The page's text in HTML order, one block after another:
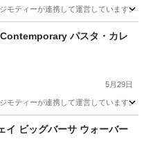
モティーが連携して運営していま
パスタ・カレ
5月29日
モティーが連携して運営していま
イ ビッグバーサ ウォーバー